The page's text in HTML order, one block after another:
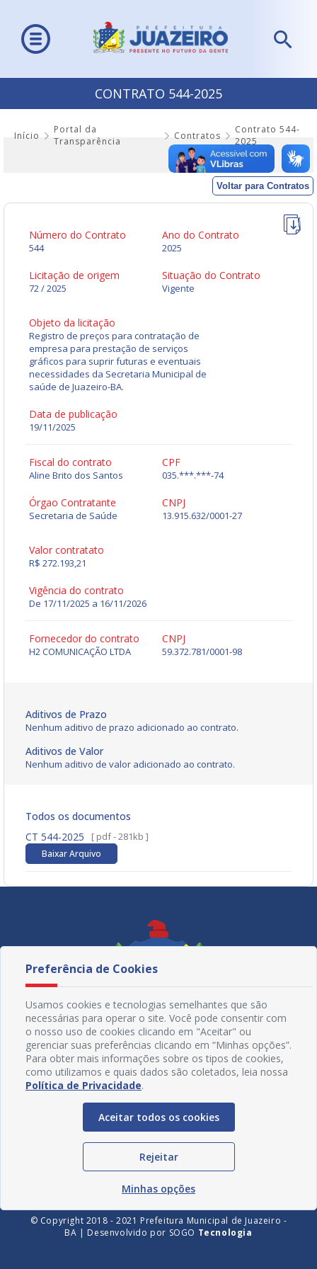
CONTRATO 544-2025
Início
Portal da
Transparência
Contratos
Contrato 544-
2025
Voltar para Contratos
Número do Contrato
544
Ano do Contrato
2025
Licitação de origem
72 / 2025
Situação do Contrato
Vigente
Objeto da licitação
Registro de preços para contratação de
empresa para prestação de serviços
gráficos para suprir futuras e eventuais
necessidades da Secretaria Municipal de
saúde de Juazeiro-BA.
Data de publicação
19/11/2025
Fiscal do contrato
Aline Brito dos Santos
CPF
035.***.***-74
Órgao Contratante
Secretaria de Saúde
CNPJ
13.915.632/0001-27
Valor contratato
R$ 272.193,21
Vigência do contrato
De 17/11/2025 a 16/11/2026
Fornecedor do contrato
H2 COMUNICAÇÃO LTDA
CNPJ
59.372.781/0001-98
Aditivos de Prazo
Nenhum aditivo de prazo adicionado ao contrato.
Aditivos de Valor
Nenhum aditivo de valor adicionado ao contrato.
Todos os documentos
CT 544-2025
[ pdf - 281kb ]
Baixar Arquivo
Redes Sociais
© Copyright 2018 - 2021 Prefeitura Municipal de Juazeiro -
BA | Desenvolvido por SOGO Tecnologia
Preferência de Cookies
Usamos cookies e tecnologias semelhantes que são
necessárias para operar o site. Você pode consentir com
o nosso uso de cookies clicando em "Aceitar" ou
gerenciar suas preferências clicando em “Minhas opções”.
Para obter mais informações sobre os tipos de cookies,
como utilizamos e quais dados são coletados, leia nossa
Política de Privacidade.
Aceitar todos os cookies
Rejeitar
Minhas opções